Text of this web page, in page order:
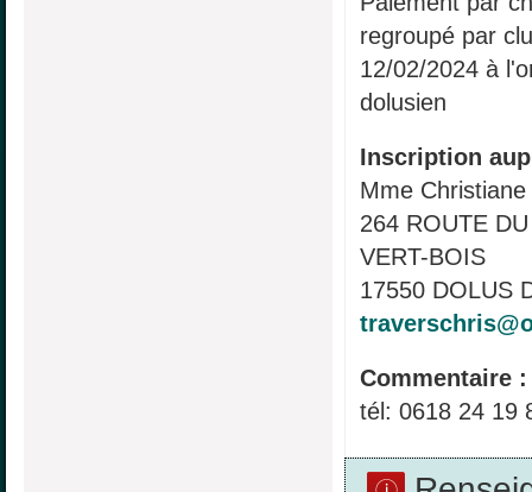
regroupé par
12/02/2024 à
dolusien
Inscription
Mme Christiane
264 ROUTE
VERT-BOIS
17550 DOLUS
Commentaire :
tél: 0618 24 19